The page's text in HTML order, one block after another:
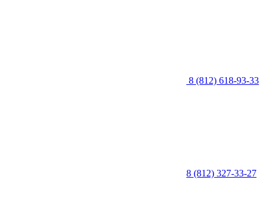
8 (812) 618-93-33
8 (812) 327-33-27